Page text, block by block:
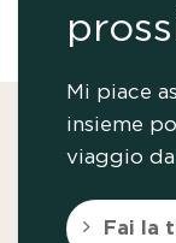
Mi piace
insieme
viaggio
Fai la